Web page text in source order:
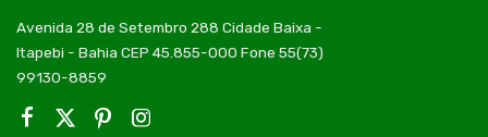
Avenida 28 de Setembro 288 Cidade Baixa -
Itapebi - Bahia CEP 45.855-000 Fone 55(73)
99130-8859